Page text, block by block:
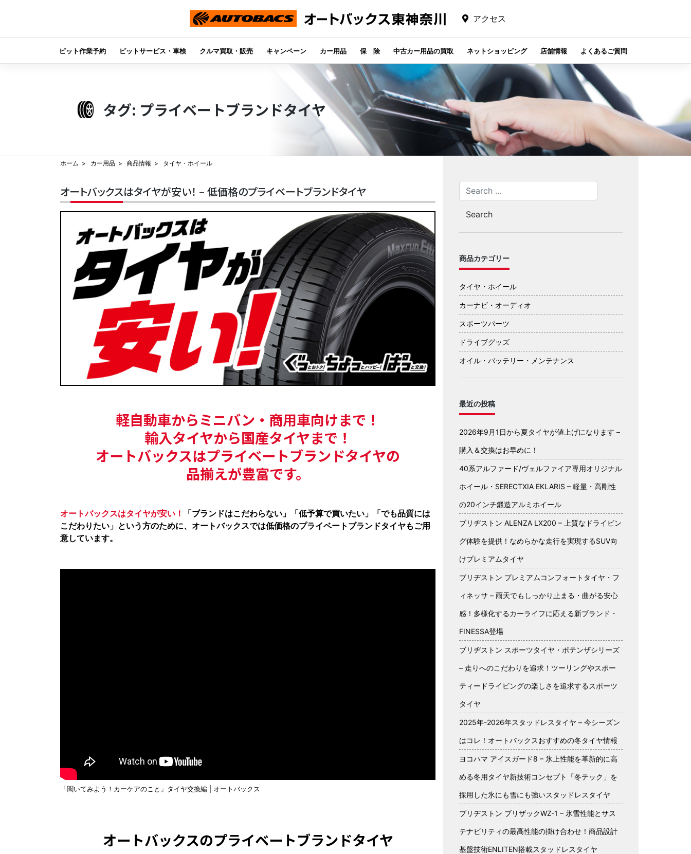
アクセス
ピット作業予約 ピットサービス・車検 クルマ買取・販売 キャンペーン カー用品 保 険 中古カー用品の買取 ネットショッピング 店舗情報 よくあるご質問
タグ: プライベートブランドタイヤ
ホーム カー用品 商品情報 タイヤ・ホイール
オートバックスはタイヤが安い！ – 低価格のプライベートブランドタイヤ
軽自動車からミニバン・商用車向けまで！
輸入タイヤから国産タイヤまで！
オートバックスはプライベートブランドタイヤの
品揃えが豊富です。
オートバックスはタイヤが安い！
「ブランドはこだわらない」「低予算で買いたい」「でも品質には
こだわりたい」という方のために、オートバックスでは低価格のプライベートブランドタイヤもご用
意しています。
「聞いてみよう！カーケアのこと」タイヤ交換編 | オートバックス
オートバックスのプライベートブランドタイヤ
商品カテゴリー
タイヤ・ホイール
カーナビ・オーディオ
スポーツパーツ
ドライブグッズ
オイル・バッテリー・メンテナンス
最近の投稿
2026年9月1日から夏タイヤが値上げになります –
購入＆交換はお早めに！
40系アルファード/ヴェルファイア専用オリジナル
ホイール・SERECTXIA EKLARIS – 軽量・高剛性
の20インチ鍛造アルミホイール
ブリヂストン ALENZA LX200 – 上質なドライビン
グ体験を提供！なめらかな走行を実現するSUV向
けプレミアムタイヤ
ブリヂストン プレミアムコンフォートタイヤ・フ
ィネッサ – 雨天でもしっかり止まる・曲がる安心
感！多様化するカーライフに応える新ブランド・
FINESSA登場
ブリヂストン スポーツタイヤ・ポテンザシリーズ
– 走りへのこだわりを追求！ツーリングやスポー
ティードライビングの楽しさを追求するスポーツ
タイヤ
2025年-2026年スタッドレスタイヤ – 今シーズン
はコレ！オートバックスおすすめの冬タイヤ情報
ヨコハマ アイスガード8 – 氷上性能を革新的に高
める冬用タイヤ新技術コンセプト「冬テック」を
採用した氷にも雪にも強いスタッドレスタイヤ
ブリヂストン ブリザックWZ-1 – 氷雪性能とサス
テナビリティの最高性能の掛け合わせ！商品設計
基盤技術ENLITEN搭載スタッドレスタイヤ